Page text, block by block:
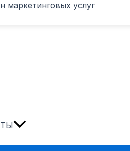
маркетинговых услуг